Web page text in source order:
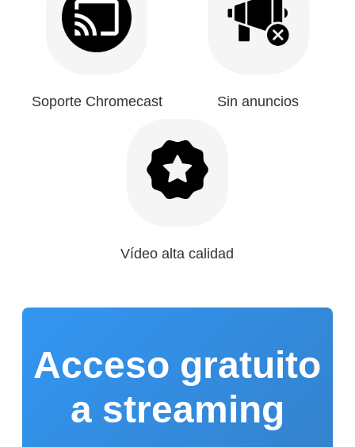
Soporte Chromecast Sin anuncios
Vídeo alta calidad
Acceso gratuito
a streaming